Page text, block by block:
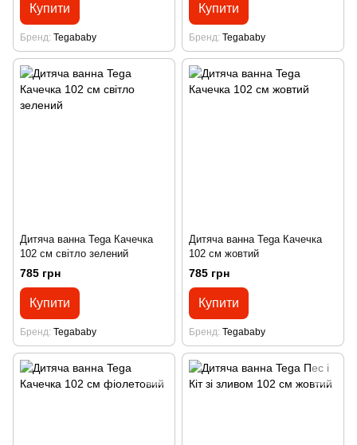
Купити
Бренд Tegababy
Купити
Бренд Tegababy
Дитяча ванна Tega Качечка
102 см світло зелений
785 грн
Купити
Бренд Tegababy
Дитяча ванна Tega Качечка
102 см жовтий
785 грн
Купити
Бренд Tegababy